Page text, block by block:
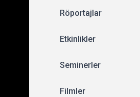
Röportajlar
Etkinlikler
Seminerler
Filmler